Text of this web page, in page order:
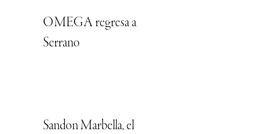
OMEGA regresa a
Serrano
Sandon Marbella, el